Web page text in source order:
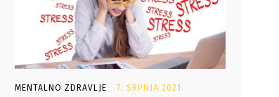
MENTALNO ZDRAVLJE 7. SRPNJA 2021.